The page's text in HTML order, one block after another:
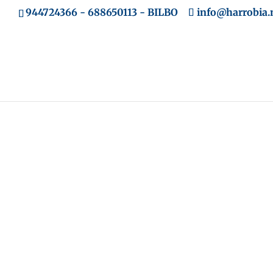
944724366 - 688650113 - BILBO